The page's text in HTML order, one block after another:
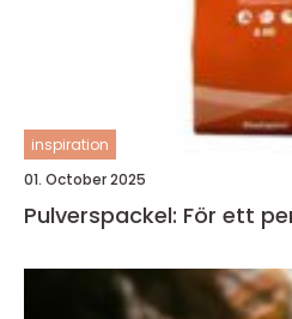
inspiration
01. October 2025
Pulverspackel: För ett